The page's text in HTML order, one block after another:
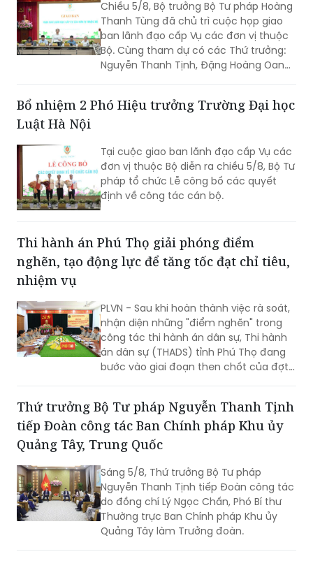
Chiều 5/8, Bộ trưởng Bộ Tư pháp Hoàng
Thanh Tùng đã chủ trì cuộc họp giao
ban lãnh đạo cấp Vụ các đơn vị thuộc
Bộ. Cùng tham dự có các Thứ trưởng:
Nguyễn Thanh Tịnh, Đặng Hoàng Oanh,
Bổ nhiệm 2 Phó Hiệu trưởng Trường Đại học
Luật Hà Nội
Tại cuộc giao ban lãnh đạo cấp Vụ các
đơn vị thuộc Bộ diễn ra chiều 5/8, Bộ Tư
pháp tổ chức Lễ công bố các quyết
định về công tác cán bộ.
Thi hành án Phú Thọ giải phóng điểm
nghẽn, tạo động lực để tăng tốc đạt chỉ tiêu,
nhiệm vụ
PLVN - Sau khi hoàn thành việc rà soát,
nhận diện những "điểm nghẽn" trong
công tác thi hành án dân sự, Thi hành
án dân sự (THADS) tỉnh Phú Thọ đang
bước vào giai đoạn then chốt của đợt
động lực để tăng tốc hoàn thành các
chỉ tiêu, nhiệm vụ năm 2026.
Thứ trưởng Bộ Tư pháp Nguyễn Thanh Tịnh
tiếp Đoàn công tác Ban Chính pháp Khu ủy
Quảng Tây, Trung Quốc
Sáng 5/8, Thứ trưởng Bộ Tư pháp
Nguyễn Thanh Tịnh tiếp Đoàn công tác
do đồng chí Lý Ngọc Chấn, Phó Bí thư
Thường trực Ban Chính pháp Khu ủy
Quảng Tây làm Trưởng đoàn.